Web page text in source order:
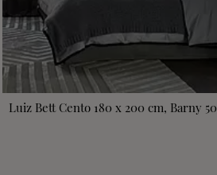
Luiz Bett Cento 180 x 200 cm, Barny 50